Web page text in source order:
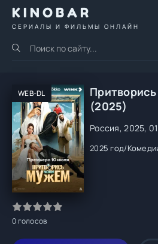
KINOBAR
СЕРИАЛЫ И ФИЛЬМЫ ОНЛАЙН
WEB-DL
(2025)
Россия, 2025,
2025 год/
0голосов